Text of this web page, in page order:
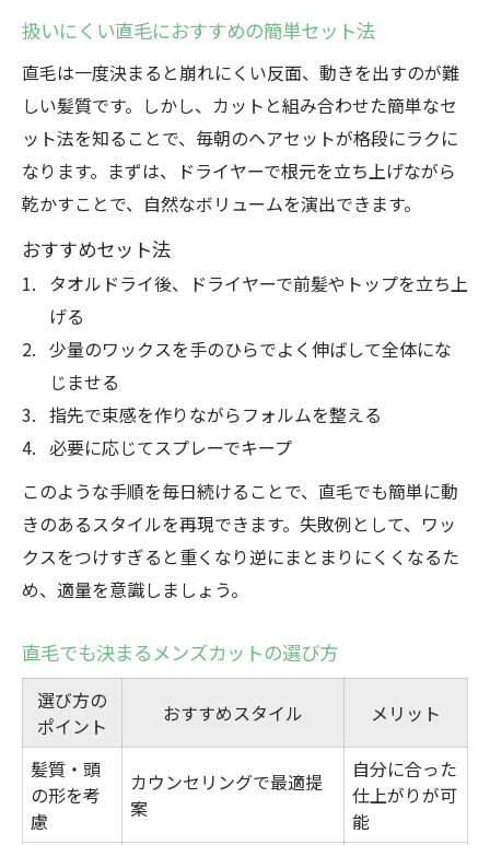
扱いにくい直毛におすすめの簡単セット法
直毛は一度決まると崩れにくい反面、動きを出すのが難
しい髪質です。しかし、カットと組み合わせた簡単なセ
ット法を知ることで、毎朝のヘアセットが格段にラクに
なります。まずは、ドライヤーで根元を立ち上げながら
乾かすことで、自然なボリュームを演出できます。
おすすめセット法
タオルドライ後、ドライヤーで前髪やトップを立ち上
げる
少量のワックスを手のひらでよく伸ばして全体にな
じませる
指先で束感を作りながらフォルムを整える
必要に応じてスプレーでキープ
このような手順を毎日続けることで、直毛でも簡単に動
きのあるスタイルを再現できます。失敗例として、ワッ
クスをつけすぎると重くなり逆にまとまりにくくなるた
め、適量を意識しましょう。
直毛でも決まるメンズカットの選び方
選び方の
ポイント
おすすめスタイル メリット
髪質・頭
の形を考
慮
カウンセリングで最適提
案
自分に合った
仕上がりが可
能